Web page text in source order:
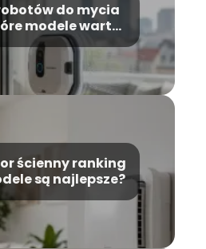
do mycia
modele warto
kupić?
ścienny ranking
są najlepsze?